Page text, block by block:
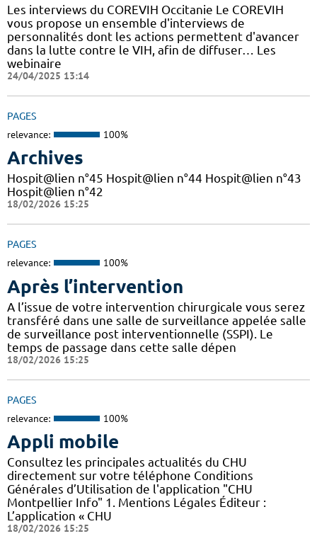
Les interviews du COREVIH Occitanie Le COREVIH
vous propose un ensemble d'interviews de
personnalités dont les actions permettent d'avancer
dans la lutte contre le VIH, afin de diffuser… Les
webinaire
24/04/2025 13:14
PAGES
relevance: 100%
Archives
Hospit@lien n°45 Hospit@lien n°44 Hospit@lien n°43
Hospit@lien n°42
18/02/2026 15:25
PAGES
relevance: 100%
Après l’intervention
A l’issue de votre intervention chirurgicale vous serez
transféré dans une salle de surveillance appelée salle
de surveillance post interventionnelle (SSPI). Le
temps de passage dans cette salle dépen
18/02/2026 15:25
PAGES
relevance: 100%
Appli mobile
Consultez les principales actualités du CHU
directement sur votre téléphone Conditions
Générales d’Utilisation de l'application "CHU
Montpellier Info" 1. Mentions Légales Éditeur :
L’application « CHU
18/02/2026 15:25